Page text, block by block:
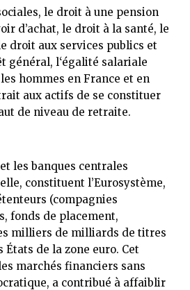
le droit à une pension
d’achat, le droit à la santé, le
droit aux services publics et
général, l‘égalité salariale
hommes en France et en
aux actifs de se constituer
de niveau de retraite.
les banques centrales
constituent l’Eurosystème,
(compagnies
fonds de placement,
milliers de milliards de titres
de la zone euro. Cet
marchés financiers sans
a contribué à affaiblir